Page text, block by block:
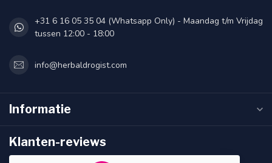
+31 6 16 05 35 04 (Whatsapp Only) - Maandag t/m Vrijdag
tussen 12:00 - 18:00
info@herbaldrogist.com
Informatie
Klanten-reviews